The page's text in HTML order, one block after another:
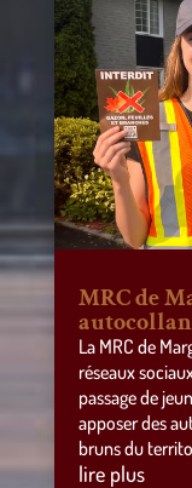
MRC de
La MRC de
réseaux
passage de
apposer des
bruns du
lire plus